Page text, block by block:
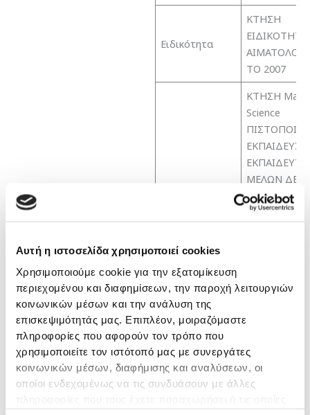
Αυτή η ιστοσελίδα χρησιμοποιεί cookies
Χρησιμοποιούμε cookie για την εξατομίκευση
περιεχομένου και διαφημίσεων, την παροχή λειτουργιών
κοινωνικών μέσων και την ανάλυση της
επισκεψιμότητάς μας. Επιπλέον, μοιραζόμαστε
πληροφορίες που αφορούν τον τρόπο που
χρησιμοποιείτε τον ιστότοπό μας με συνεργάτες
κοινωνικών μέσων, διαφήμισης και αναλύσεων, οι
οποίοι ενδεχομένως να τις συνδυάσουν με άλλες
Ειδικότητα
ΚΤΗΣΗ
ΤΟ 2007
Μετεκπαίδευση
ΚΤΗΣΗ
Science
ΜΕΛΩΝ ΔΕΠ
ΤΟ ΕΤΟΣ
2007
ΔΙΑΤΡΙΒΗΣ:
CD19 ΣΤΑ